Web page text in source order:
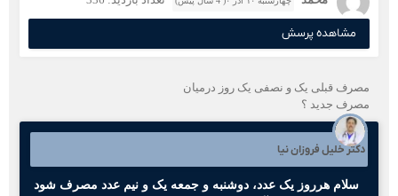
مشاهده پرسش
مصرف قبلی یک و نصفی یک روز درمیان
مصرف جدید ؟
دکتر خلیل فروزان نیا
سلام هرروز یک عدد، دوشنبه و جمعه یک و نیم عدد مصرف شود